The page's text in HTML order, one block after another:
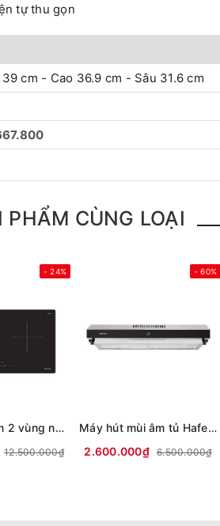
tự thu gọn
cm - Cao 36.9 cm - Sâu 31.6 cm
PHẨM CÙNG LOẠI
- 24%
Bếp từ lắp âm 2 vùng nấu Hafele HC-I73241B
12.500.000₫
- 60%
Máy hút mùi âm tủ Hafele HC-H7031BB
2.600.000₫
6.500.000₫